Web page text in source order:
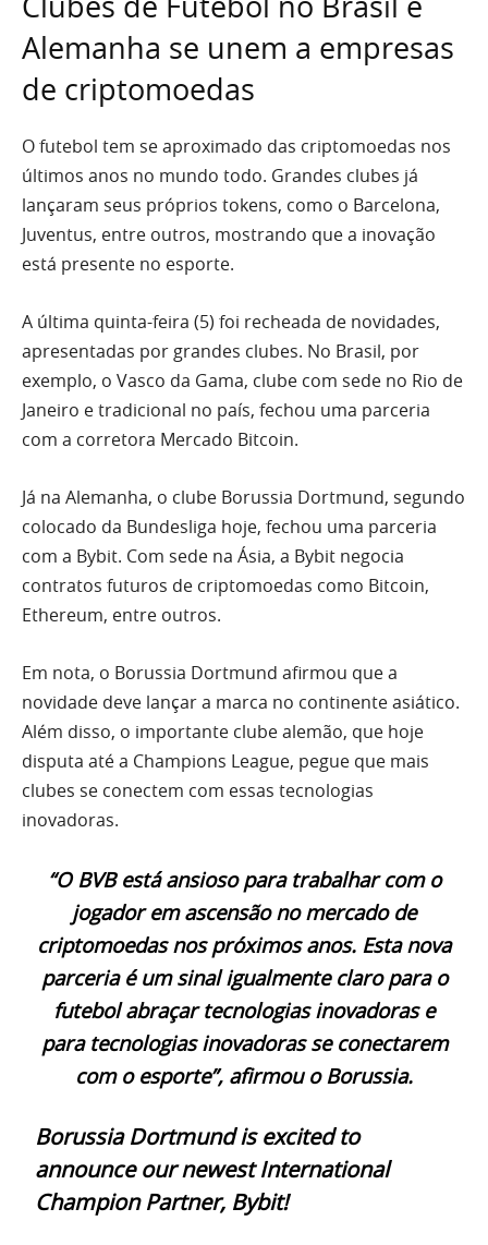
Alemanha se unem a empresas
de criptomoedas
O futebol tem se aproximado das criptomoedas nos
últimos anos no mundo todo. Grandes clubes já
lançaram seus próprios tokens, como o Barcelona,
Juventus, entre outros, mostrando que a inovação
está presente no esporte.
A última quinta-feira (5) foi recheada de novidades,
apresentadas por grandes clubes. No Brasil, por
exemplo, o Vasco da Gama, clube com sede no Rio de
Janeiro e tradicional no país, fechou uma parceria
com a corretora Mercado Bitcoin.
Já na Alemanha, o clube Borussia Dortmund, segundo
colocado da Bundesliga hoje, fechou uma parceria
com a Bybit. Com sede na Ásia, a Bybit negocia
contratos futuros de criptomoedas como Bitcoin,
Ethereum, entre outros.
Em nota, o Borussia Dortmund afirmou que a
novidade deve lançar a marca no continente asiático.
Além disso, o importante clube alemão, que hoje
disputa até a Champions League, pegue que mais
clubes se conectem com essas tecnologias
inovadoras.
“O BVB está ansioso para trabalhar com o
jogador em ascensão no mercado de
criptomoedas nos próximos anos. Esta nova
parceria é um sinal igualmente claro para o
futebol abraçar tecnologias inovadoras e
para tecnologias inovadoras se conectarem
com o esporte”, afirmou o Borussia.
Borussia Dortmund is excited to
announce our newest International
Champion Partner, Bybit!